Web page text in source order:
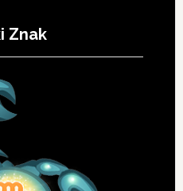
Znak